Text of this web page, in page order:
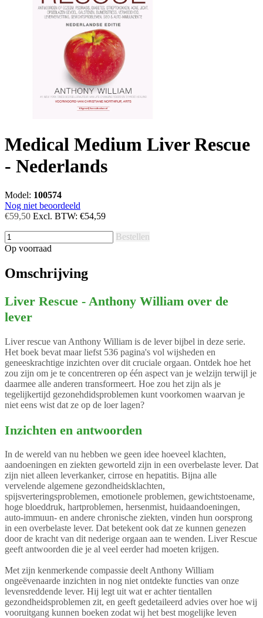
Medical Medium Liver Rescue
- Nederlands
Model: 100574
Nog niet beoordeeld
€59,50 Excl. BTW: €54,59
Bestellen
Op voorraad
Omschrijving
Liver Rescue - Anthony William over de
lever
Liver rescue van Anthony William is de lever bijbel in deze serie.
Het boek bevat maar liefst 536 pagina's vol wijsheden en
geneeskrachtige inzichten over dit cruciale orgaan. Ontdek hoe het
zou zijn om je te concentreren op één aspect van je welzijn terwijl je
daarmee alle anderen transformeert. Hoe zou het zijn als je
tegelijkertijd gezonehdidsproblemen kunt voorkomen waarvan je
niet eens wist dat ze op de loer lagen?
Inzichten en antwoorden
In de wereld van nu hebben we geen idee hoeveel klachten,
aandoeningen en ziekten geworteld zijn in een overbelaste lever. Dat
zijn niet alleen leverkanker, cirrose en hepatitis. Bijna alle
vervelende algemene gezondheidsklachten,
spijsverteringsproblemen, emotionele problemen, gewichtstoename,
hoge bloeddruk, hartproblemen, hersenmist, huidaandoeningen,
auto-immuun- en andere chronische ziekten, vinden hun oorsprong
in een overbelaste lever. Dat betekent ook dat ze kunnen genezen
door de kracht van dit nederige orgaan aan te wenden. Liver Rescue
geeft antwoorden die je al veel eerder had moeten krijgen.
Met zijn kenmerkende compassie deelt Anthony William
ongeëvenaarde inzichten in nog niet ontdekte functies van onze
levensreddende lever. Hij legt uit wat er achter tientallen
gezondheidsproblemen zit, en geeft gedetaileerd advies over hoe wij
vooruitgang kunnen boeken zodat wij het best mogelijke leven